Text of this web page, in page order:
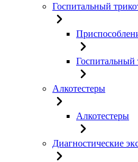
Госпитальный
Госпитальный
Алкотестеры
Алкотестеры
Диагностические